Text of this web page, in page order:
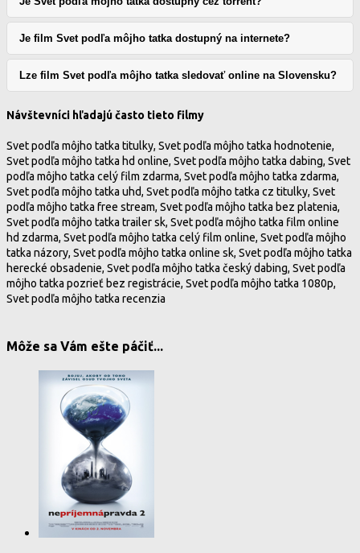
Je film Svet podľa môjho tatka dostupný na internete?
Lze film Svet podľa môjho tatka sledovať online na Slovensku?
Návštevníci hľadajú často tieto filmy
Svet podľa môjho tatka titulky, Svet podľa môjho tatka hodnotenie,
Svet podľa môjho tatka hd online, Svet podľa môjho tatka dabing, Svet
podľa môjho tatka celý film zdarma, Svet podľa môjho tatka zdarma,
Svet podľa môjho tatka uhd, Svet podľa môjho tatka cz titulky, Svet
podľa môjho tatka free stream, Svet podľa môjho tatka bez platenia,
Svet podľa môjho tatka trailer sk, Svet podľa môjho tatka film online
hd zdarma, Svet podľa môjho tatka celý film online, Svet podľa môjho
tatka názory, Svet podľa môjho tatka online sk, Svet podľa môjho tatka
herecké obsadenie, Svet podľa môjho tatka český dabing, Svet podľa
môjho tatka pozrieť bez registrácie, Svet podľa môjho tatka 1080p,
Svet podľa môjho tatka recenzia
Môže sa Vám ešte páčiť...